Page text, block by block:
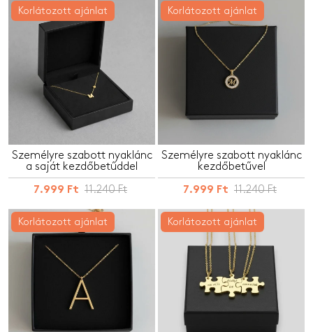
Korlátozott ajánlat
Személyre szabott nyaklánc
a saját kezdőbetűddel
7.999 Ft 11.240 Ft
Korlátozott ajánlat
Személyre szabott nyaklánc
kezdőbetűvel
7.999 Ft 11.240 Ft
Korlátozott ajánlat Korlátozott ajánlat